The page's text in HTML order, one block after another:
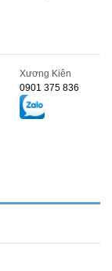
Xương Kiên
0901 375 836